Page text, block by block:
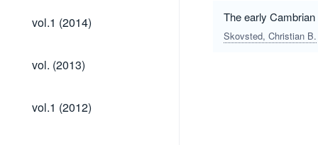
vol.1
(2014)
vol.1 (2014)
vol.
(2013)
vol. (2013)
vol.1
(2012)
vol.1 (2012)
The early
Skovsted, Christian B.